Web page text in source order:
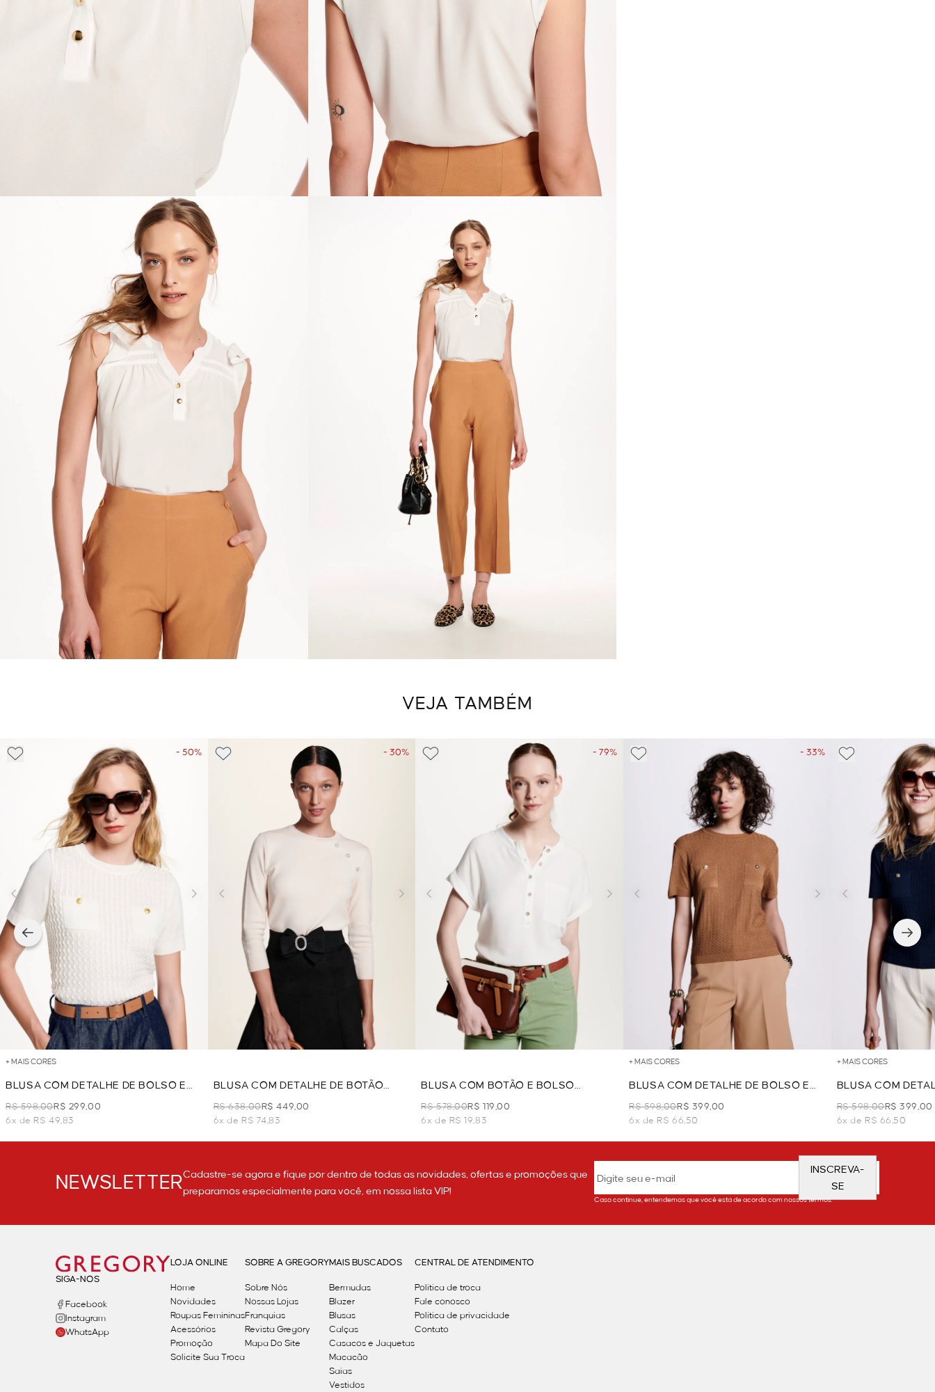
VEJA TAMBÉM
- 50%
+ MAIS CORES
BLUSA COM DETALHE DE BOLSO E
BOTÃO - OFF WHITE
R$ 598,00R$ 299,00
6x de R$ 49,83
- 30%
BLUSA COM DETALHE DE BOTÃO
COM MANGA - OFF WHITE
R$ 638,00R$ 449,00
6x de R$ 74,83
- 79%
BLUSA COM BOTÃO E BOLSO
CHAPADO - OFF WHITE
R$ 578,00R$ 119,00
6x de R$ 19,83
- 33%
+ MAIS CORES
BLUSA COM DETALHE DE BOLSO E
BOTÃO - BEGE
R$ 598,00R$ 399,00
6x de R$ 66,50
+ MAIS CORES
BLUSA COM
BOTÃO - MARINHO
R$ 598,00R$ 399,00
6x de R$ 66,50
NEWSLETTERCadastre-se agora e fique por dentro de todas as novidades, ofertas e promoções que
preparamos especialmente para você, em nossa lista VIP!
INSCREVA-
SE
Caso continue, entendemos que você está de acordo com nossos termos.
SIGA-NOS
Facebook
Instagram
WhatsApp
LOJA ONLINE
Home
Novidades
Roupas Femininas
Acessórios
Promoção
Solicite Sua Troca
SOBRE A GREGORY
Sobre Nós
Nossas Lojas
Franquias
Revista Gregory
Mapa Do Site
MAIS BUSCADOS
Bermudas
Blazer
Blusas
Calças
Casacos e Jaquetas
Macacão
Saias
Vestidos
CENTRAL DE ATENDIMENTO
Política de troca
Fale conosco
Politica de privacidade
Contato